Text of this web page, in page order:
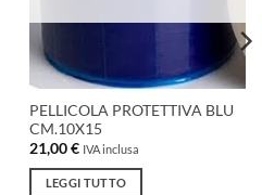
PELLICOLA PROTETTIVA BLU
CM.10X15
21,00€ IVA inclusa
LEGGI TUTTO